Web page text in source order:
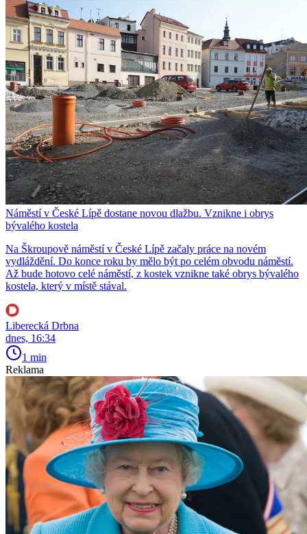
Náměstí v České Lípě dostane novou dlažbu. Vznikne i obrys
bývalého kostela
Na Škroupově náměstí v České Lípě začaly práce na novém
vydláždění. Do konce roku by mělo být po celém obvodu náměstí.
Až bude hotovo celé náměstí, z kostek vznikne také obrys bývalého
kostela, který v místě stával.
Liberecká Drbna
dnes, 16:34
1 min
Reklama